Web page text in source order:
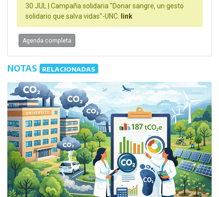
30 JUL | Campaña solidaria "Donar sangre, un gesto
solidario que salva vidas"-UNC. link
Agenda completa
NOTAS RELACIONADAS